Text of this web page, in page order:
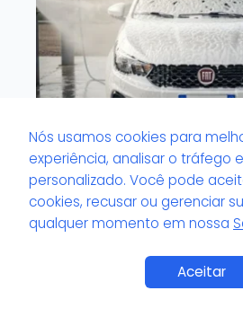
O que é vitrificador
Nós usamos cookies para
experiência, analisar o tráfego
personalizado. Você pode
cookies, recusar ou gerenciar
qualquer momento em nossa
Aceitar